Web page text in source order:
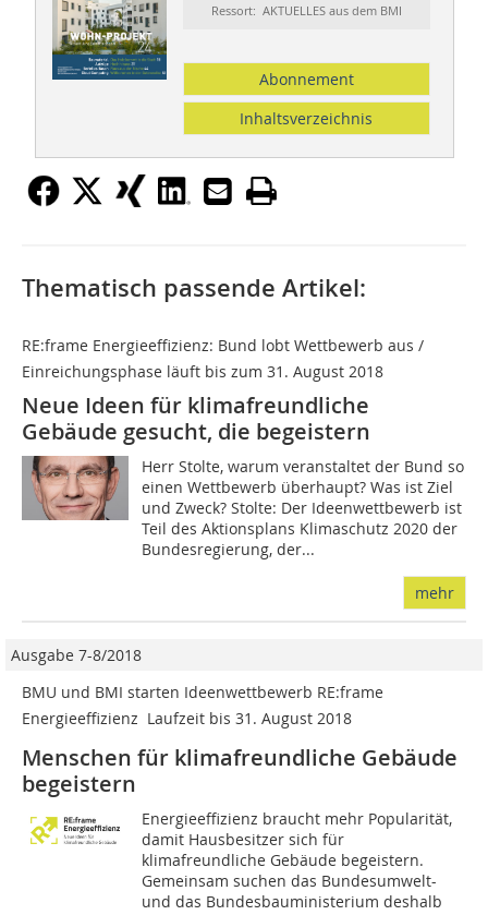
Ressort: AKTUELLES aus dem BMI
Abonnement
Inhaltsverzeichnis
Thematisch passende Artikel:
RE:frame Energieeffizienz: Bund lobt Wettbewerb aus /
Einreichungsphase läuft bis zum 31. August 2018
Neue Ideen für klimafreundliche
Gebäude gesucht, die begeistern
Herr Stolte, warum veranstaltet der Bund so
einen Wettbewerb überhaupt? Was ist Ziel
und Zweck? Stolte: Der Ideenwettbewerb ist
Teil des Aktionsplans Klimaschutz 2020 der
Bundesregierung, der...
mehr
Ausgabe 7-8/2018
BMU und BMI starten Ideenwettbewerb RE:frame
Energieeffizienz  Laufzeit bis 31. August 2018
Menschen für klimafreundliche Gebäude
begeistern
Energieeffizienz braucht mehr Popularität,
damit Hausbesitzer sich für
klimafreundliche Gebäude begeistern.
Gemeinsam suchen das Bundesumwelt-
und das Bundesbauministerium deshalb